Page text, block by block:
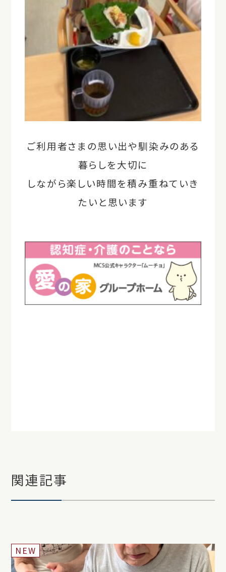
ご利用者さまの思い出や馴染みのある
暮らしを大切に
しながら楽しい時間を積み重ねていき
たいと思います
関連記事
NEW